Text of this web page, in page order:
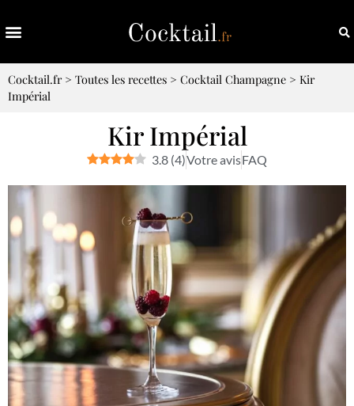
Cocktail.fr> Toutes les recettes > Cocktail Champagne > Kir
Impérial
Kir Impérial
3.8 (4)Votre avisFAQ